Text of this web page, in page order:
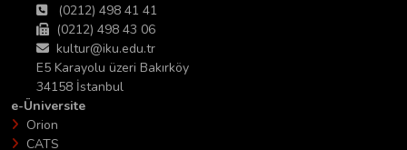
(0212) 498 41 41
(0212) 498 43 06
kultur@iku.edu.tr
E5 Karayolu üzeri Bakırköy
34158 İstanbul
e-Üniversite
Orion
CATS